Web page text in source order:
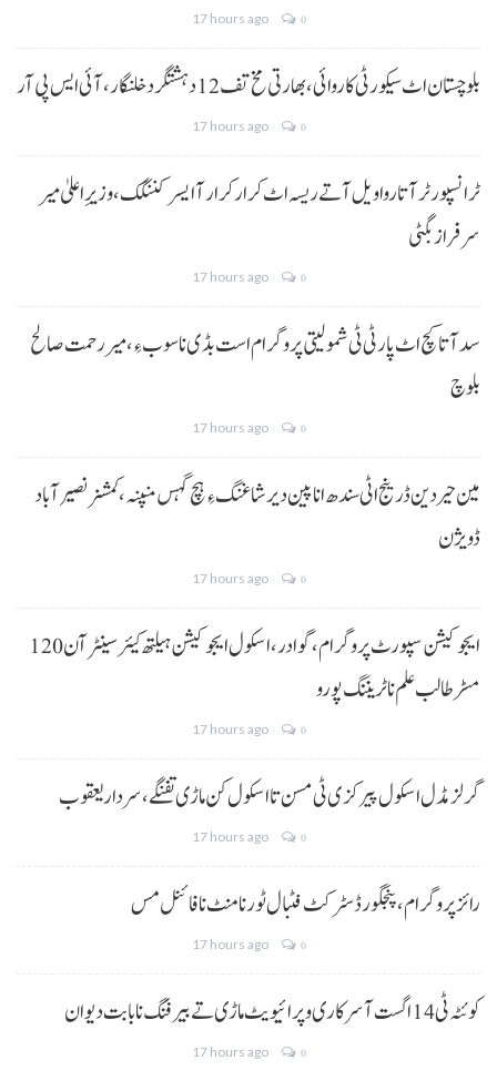
17 hours ago 0
بلوچستان اٹ سیکورٹی کاروائی، بھارتی مخ تف 12 دہشتگرد خلنگار،آئی ایس پی آر
17 hours ago 0
ٹرانسپورٹر آتا روا ویل آتے ریسہ اٹ کرار کرار آ ایسر کننگک ،وزیرِ اعلیٰ میر
سرفراز بگٹی
17 hours ago 0
سد آتا کچ اٹ پارٹی ٹی شمولیتی پروگرام است بڈی نا سوب ءِ،میر رحمت صالح
بلوچ
17 hours ago 0
مین حیردین ڈرینج اٹی سندھ انا پین دیر شاغنگ ءِ ہچ گہس منپنہ،کمشنر نصیرآباد
ڈویژن
17 hours ago 0
ایجوکیشن سپورٹ پروگرام،گوادر، اسکول ایجوکیشن ہیلتھ کیئر سینٹر آن 120
مسڑ طالب علم نا ٹریننگ پورو
17 hours ago 0
گرلز مڈل اسکول پیرکزی ٹی مسن تا اسکول کن ماڑی تفنگے، سردار یعقوب
17 hours ago 0
رائز پروگرام، پنجگور ڈسٹرکٹ فٹبال ٹورنامنٹ نا فائنل مس
17 hours ago 0
کوئٹہ ٹی 14 اگست آ سرکاری و پرائیویٹ ماڑی تے بیرفنگ نا بابت دیوان
17 hours ago 0